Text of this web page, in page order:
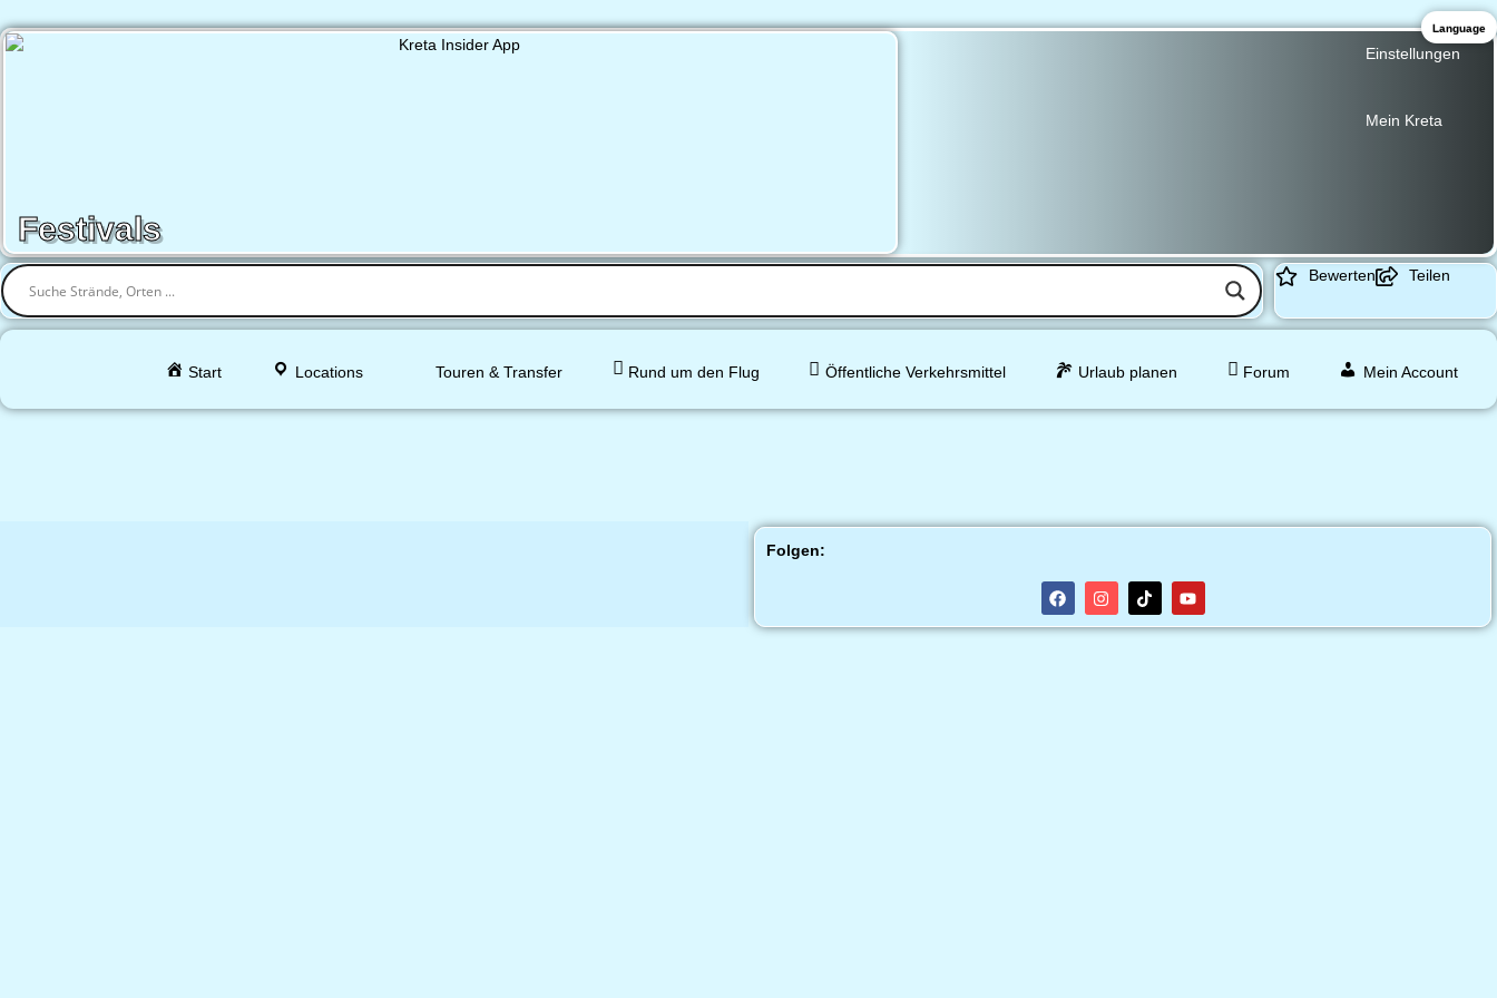
Einstellungen
Mein Kreta
Festivals
Bewerten Teilen
Start Locations Touren & Transfer Rund um den Flug Öffentliche Verkehrsmittel Urlaub planen Forum Mein Account
Folgen:
Language